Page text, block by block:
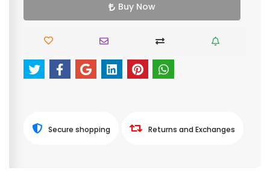
Buy Now
Secure shopping Returns and Exchanges